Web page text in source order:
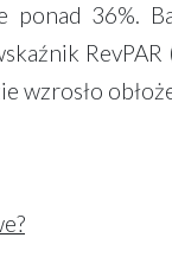
36%.
wzrosło